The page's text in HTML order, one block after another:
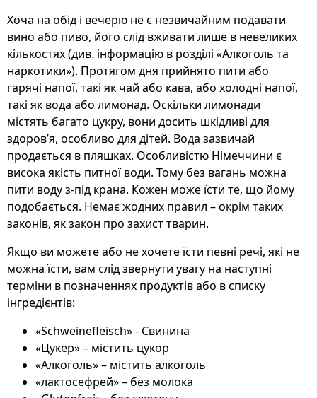
Хоча на обід і вечерю не є незвичайним подавати
вино або пиво, його слід вживати лише в невеликих
кількостях (див. інформацію в розділі «Алкоголь та
наркотики»). Протягом дня прийнято пити або
гарячі напої, такі як чай або кава, або холодні напої,
такі як вода або лимонад. Оскільки лимонади
містять багато цукру, вони досить шкідливі для
здоров’я, особливо для дітей. Вода зазвичай
продається в пляшках. Особливістю Німеччини є
висока якість питної води. Тому без вагань можна
пити воду з-під крана. Кожен може їсти те, що йому
подобається. Немає жодних правил – окрім таких
законів, як закон про захист тварин.
Якщо ви можете або не хочете їсти певні речі, які не
можна їсти, вам слід звернути увагу на наступні
терміни в позначеннях продуктів або в списку
інгредієнтів:
«Schweinefleisch» - Свинина
«Цукер» – містить цукор
«Алкоголь» – містить алкоголь
«лактосефрей» – без молока